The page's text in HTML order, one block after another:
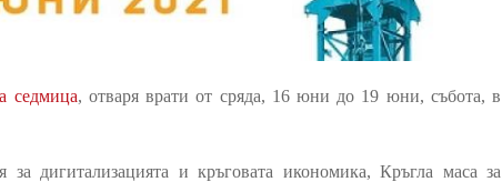
седмица, отваря врати от сряда, 16 юни до 19 юни, събота, в
дигитализацията и кръговата икономика, Кръгла маса за